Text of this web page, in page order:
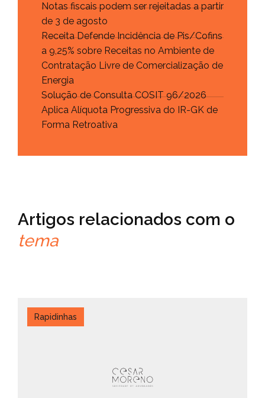
Notas fiscais podem ser rejeitadas a partir
de 3 de agosto
Receita Defende Incidência de Pis/Cofins
a 9,25% sobre Receitas no Ambiente de
Contratação Livre de Comercialização de
Energia
Solução de Consulta COSIT 96/2026
Aplica Alíquota Progressiva do IR-GK de
Forma Retroativa
Artigos relacionados com o
tema
Rapidinhas